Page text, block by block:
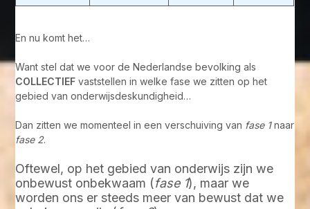
En nu komt het…
Want stel dat we voor de Nederlandse bevolking als
COLLECTIEFvaststellen in welke fase we zitten op het
gebied van onderwijsdeskundigheid…
Dan zitten we momenteel in een verschuiving van fase 1naar
fase 2.
Oftewel, op het gebied van onderwijs zijn we
onbewust onbekwaam (fase 1), maar we
worden ons er steeds meer van bewust dat we